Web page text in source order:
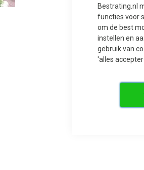
Bestrating.nl
functies voor
om de best
instellen en
gebruik van
'alles